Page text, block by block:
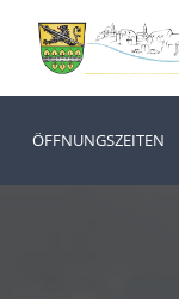
ÖFFNUNGSZEITEN